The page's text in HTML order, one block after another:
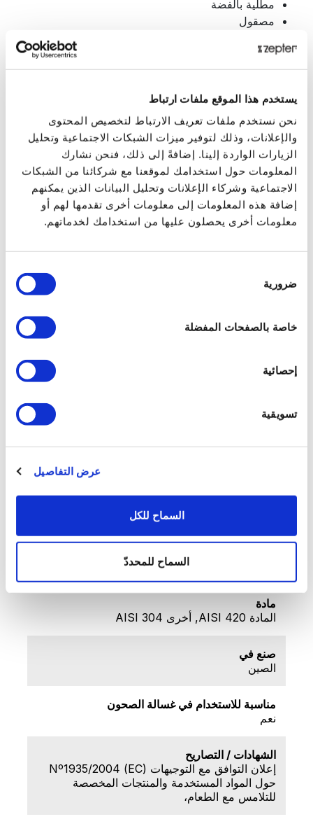
يستخدم هذا الموقع ملفات ارتباط
نحن نستخدم ملفات تعريف الارتباط لتخصيص المحتوى
والإعلانات، وذلك لتوفير ميزات الشبكات الاجتماعية وتحليل
الزيارات الواردة إلينا. إضافةً إلى ذلك، فنحن نشارك
المعلومات حول استخدامك لموقعنا مع شركائنا من الشبكات
الاجتماعية وشركاء الإعلانات وتحليل البيانات الذين يمكنهم
إضافة هذه المعلومات إلى معلومات أخرى تقدمها لهم أو
معلومات أخرى يحصلون عليها من استخدامك لخدماتهم.
الموافقة
ضرورية
خاصة بالصفحات المفضلة
إحصائية
تسويقية
عرض التفاصيل
السماح للكل
السماح للمحددّ
مطلية بالفضة
مصقول
مطلي بالذهب
الخالص عيار 24 قيراط.
لمنع تآكل شفرات السكاكين، لا تترك السكاكين داخل غسالة
الأطباق بعد التنظيف.
البيانات التقنية
كود المنتج
LB-200-DG
طقم أدوات مائدة من مجموعة فينوس مطلي
ضمان
الجمالية الناتجة عن الاهتراء الاعتيادي الذي لا يؤثر
على أداء المنتج، والأضرار الناجمة عن سوء استخدام
HOME ART &SALES SERVICES AG,
Sihleggstrasse 23, 8832 Wollerau -
مادة
المادة AISI 420, أخرى AISI 304
صنع في
الصين
مناسبة للاستخدام في غسالة الصحون
نعم
الشهادات / التصاريح
إعلان التوافق مع التوجيهات (EC) Nº1935/2004
حول المواد المستخدمة والمنتجات المخصصة
للتلامس مع الطعام،